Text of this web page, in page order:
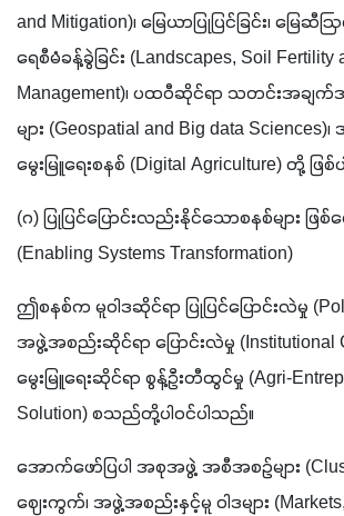
and Mitigation)၊ မြေယာပြုပြင်ခြင်း၊ မြေဆီ
ရေစီမံခန့်ခွဲခြင်း (Landscapes, Soil Fertility
Management)၊ ပထဝီဆိုင်ရာ သတင်းအ
များ (Geospatial and Big data
မွေးမြူရေးစနစ် (Digital Agriculture) တို့ ဖြ
(ဂ) ပြုပြင်ပြောင်းလည်းနိုင်သောစနစ်များ ဖြစ်ပ
(Enabling Systems Transformation)
ဤစနစ်က မူဝါဒဆိုင်ရာ ပြုပြင်ပြောင်းလဲမှု
အဖွဲ့အစည်းဆိုင်ရာ ပြောင်းလဲမှု (Institutional
မွေးမြူရေးဆိုင်ရာ စွန့်ဦးတီထွင်မှု (Agri-
Solution) စသည်တို့ပါဝင်ပါသည်။
အောက်ဖော်ပြပါ အစုအဖွဲ့ အစီအစဉ်များ
ဈေးကွက်၊ အဖွဲ့အစည်းနှင့်မူ ဝါဒများ